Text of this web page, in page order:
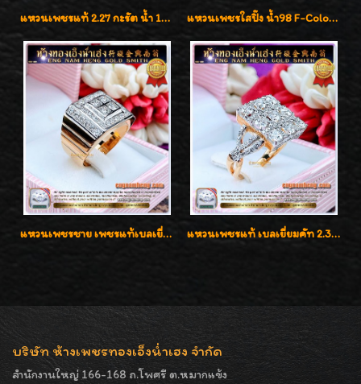
แหวนเพชรแท้ 2.27 กะรัต น้ำ 100% เบลเยี่ยมคัท ลวดลายดอกกุหลาบหรู แหวนเพชรใสปิ๊ง น้ำ98 F-Color/VVS1 น้ำหนักเพชรรวม 2.56 กะรัต ใส่เต็มนิ้วเพชรเป็นน้ำเป็นเนื้อสวยมากๆค่ะ
แหวนเพชรชาย เพชรแท้เบลเยี่ยมคัท น้ำ100% D-Color/VVS 2.46 กะรัต แหวนเพชรแท้ เบลเยี่ยมคัท 2.39 กะรัต น้ำ 98 F-Color/VVS ดีไซน์หน้ากว้างหรูเต็มนิ้ว
บริษัท ห้างเพชรทองเอ็งน่ำเฮง จำกัด
สำนักงานใหญ่ 166-168 ถ.โพศรี ต.หมากแข้ง